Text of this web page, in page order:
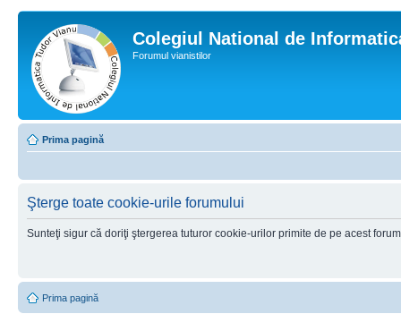
Colegiul National de
Forumul vianistilor
Prima pagină
Şterge toate cookie-urile forumului
Sunteţi sigur că doriţi ştergerea tuturor cookie-urilor primite de pe acest
Prima pagină